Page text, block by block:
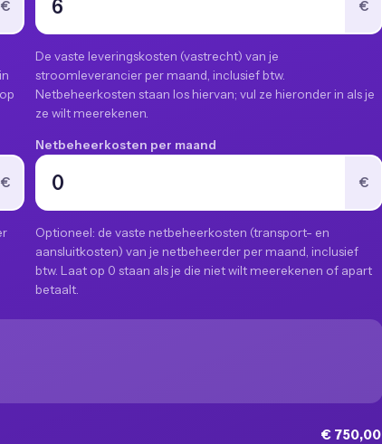
€ €
De vaste leveringskosten (vastrecht) van je
stroomleverancier per maand, inclusief btw.
Netbeheerkosten staan los hiervan; vul ze hieronder in als je
ze wilt meerekenen.
€
Netbeheerkosten per maand
€
Optioneel: de vaste netbeheerkosten (transport- en
aansluitkosten) van je netbeheerder per maand, inclusief
btw. Laat op 0 staan als je die niet wilt meerekenen of apart
betaalt.
€ 750,00